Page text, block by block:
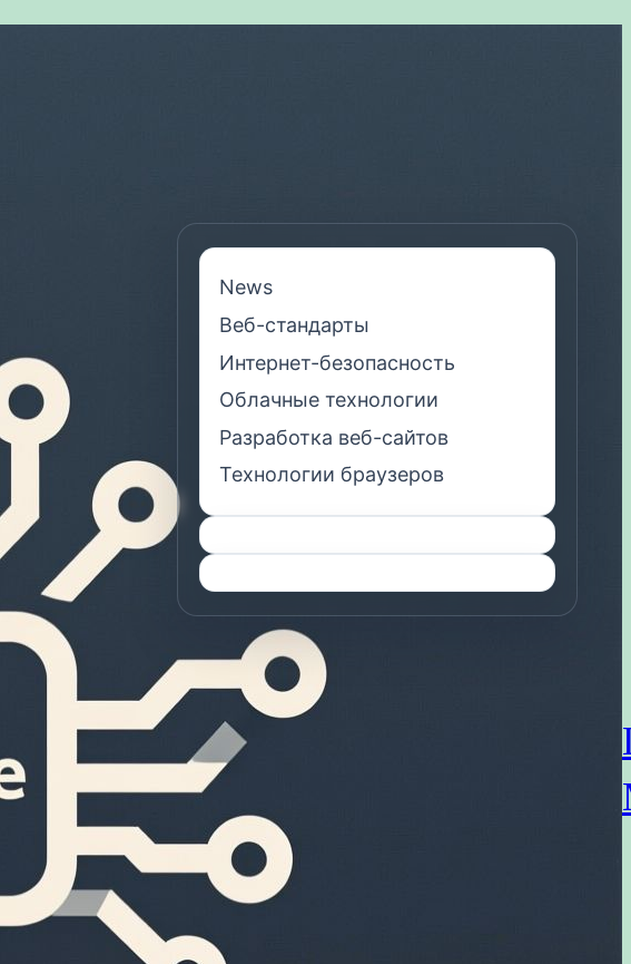
News
Веб-стандарты
Интернет-безопасность
Облачные технологии
Разработка веб-сайтов
Технологии браузеров